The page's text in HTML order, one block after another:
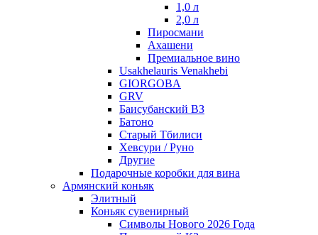
1,0 л
2,0 л
Пиросмани
Ахашени
Премиальное вино
Usakhelauris Venakhebi
GIORGOBA
GRV
Баисубанский ВЗ
Батоно
Старый Тбилиси
Хевсури / Руно
Другие
Подарочные коробки для вина
Армянский коньяк
Элитный
Коньяк сувенирный
Символы Нового 2026 Года